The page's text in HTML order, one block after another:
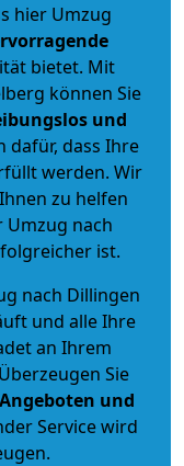
hier Umzug
bietet. Mit
können Sie
und
dass Ihre
werden. Wir
zu helfen
Umzug nach
ist.
nach Dillingen
und alle Ihre
an Ihrem
Sie
und
Service wird